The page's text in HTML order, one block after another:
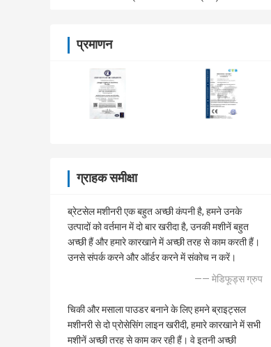
प्रमाणन
ग्राहक समीक्षा
ब्रेटसेल मशीनरी एक बहुत अच्छी कंपनी है, हमने उनके
उत्पादों को वर्तमान में दो बार खरीदा है, उनकी मशीनें बहुत
अच्छी हैं और हमारे कारखाने में अच्छी तरह से काम करती हैं।
उनसे संपर्क करने और ऑर्डर करने में संकोच न करें।
—— मेडिफूड्स ग्रुप
चिकी और मसाला पाउडर बनाने के लिए हमने ब्राइट्सल
मशीनरी से दो प्रोसेसिंग लाइन खरीदी, हमारे कारखाने में सभी
मशीनें अच्छी तरह से काम कर रही हैं। वे इतनी अच्छी